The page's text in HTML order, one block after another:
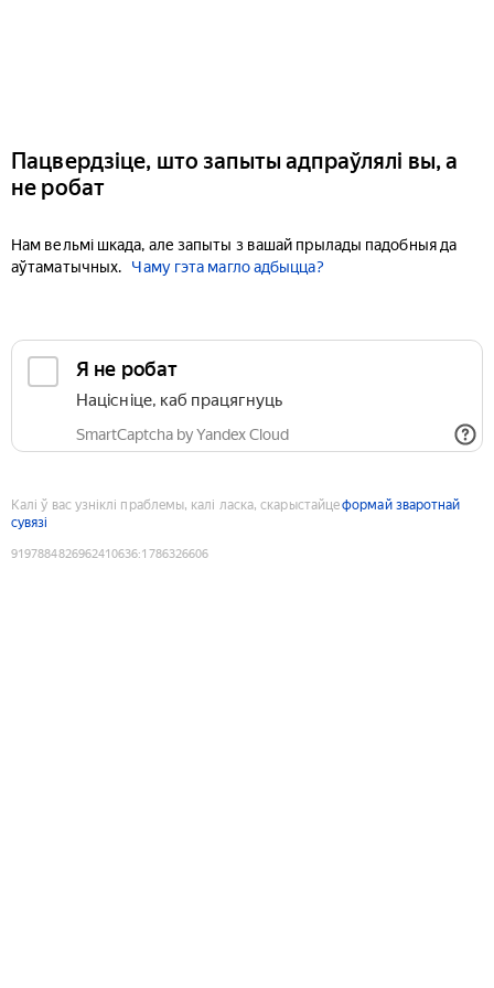
Пацвердзіце, што запыты адпраўлялі вы, а
не робат
Нам вельмі шкада, але запыты з вашай прылады падобныя да
аўтаматычных.
Чаму гэта магло адбыцца?
Я не робат
Націсніце, каб працягнуць
SmartCaptcha by Yandex Cloud
Калі ў вас узніклі праблемы, калі ласка, скарыстайцеформай зваротнай
сувязі
9197884826962410636:1786326606